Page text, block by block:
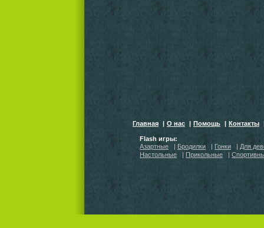
Главная | О нас | Помощь | Контакты
Flash игры:
Азартные
| Бродилки | Гонки | Для
Настольные
| Прикольные |